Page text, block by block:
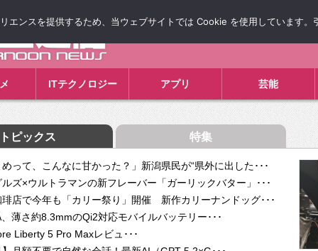
ITテクノロジー アプリ 芸能
トピックス 特集
めって、こんなに甘かった？」新潟県民が“県外に出した･･･
ズ×ウルトラマンの新フレーバー「ガーリックバター」･･･
琲店で今年も「カリー祭り」開催 新作カリーナンドッグ･･･
薄さ約8.3mmのQi2対応モバイルバッテリー･･･
Liberty 5 Pro Maxレビュ･･･
エンスを提供するため、当ウェブサイトでは Cookie を使用しています